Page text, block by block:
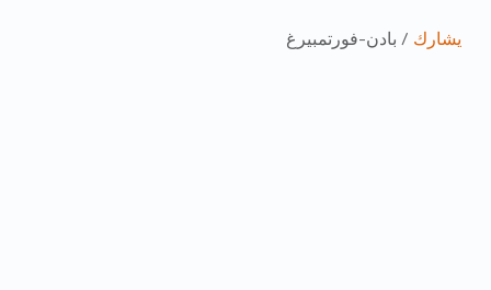
يشارك / بادن-فورتمبيرغ